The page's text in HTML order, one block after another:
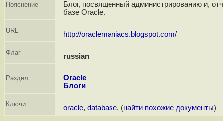
Пояснение
Блог, посвященный администрированию и,
базе Oracle.
URL http://oraclemaniacs.blogspot.com/
Флаг russian
Раздел
Oracle
Блоги
Ключи oracle, database, (найти похожие документы)